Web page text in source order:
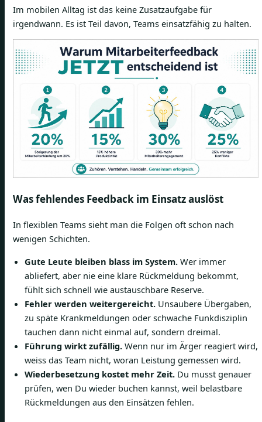
Im mobilen Alltag ist das keine Zusatzaufgabe für
irgendwann. Es ist Teil davon, Teams einsatzfähig zu halten.
Was fehlendes Feedback im Einsatz auslöst
In flexiblen Teams sieht man die Folgen oft schon nach
wenigen Schichten.
Gute Leute bleiben blass im System. Wer immer
abliefert, aber nie eine klare Rückmeldung bekommt,
fühlt sich schnell wie austauschbare Reserve.
Fehler werden weitergereicht. Unsaubere Übergaben,
zu späte Krankmeldungen oder schwache Funkdisziplin
tauchen dann nicht einmal auf, sondern dreimal.
Führung wirkt zufällig. Wenn nur im Ärger reagiert wird,
weiss das Team nicht, woran Leistung gemessen wird.
Wiederbesetzung kostet mehr Zeit. Du musst genauer
prüfen, wen Du wieder buchen kannst, weil belastbare
Rückmeldungen aus den Einsätzen fehlen.